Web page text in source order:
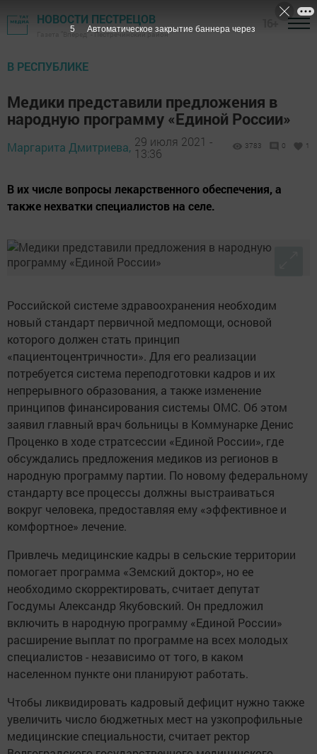
НОВОСТИ ПЕСТРЕЦОВ
Газета "Вперед" - Пестречинский район
В РЕСПУБЛИКЕ
Медики представили предложения в
народную программу «Единой России»
Маргарита Дмитриева, 29 июля 2021 -
13:36
3783 0 1
В их числе вопросы лекарственного обеспечения, а
также нехватки специалистов на селе.
Российской системе здравоохранения необходим
новый стандарт первичной медпомощи, основой
которого должен стать принцип
«пациентоцентричности». Для его реализации
потребуется система переподготовки кадров и их
непрерывного образования, а также изменение
принципов финансирования системы ОМС. Об этом
заявил главный врач больницы в Коммунарке Денис
Проценко в ходе стратсессии «Единой России», где
обсуждались предложения медиков из регионов в
народную программу партии. По новому федеральному
стандарту все процессы должны выстраиваться
вокруг человека, предоставляя ему «эффективное и
комфортное» лечение.
Привлечь медицинские кадры в сельские территории
помогает программа «Земский доктор», но ее
необходимо скорректировать, считает депутат
Госдумы Александр Якубовский. Он предложил
включить в народную программу «Единой России»
расширение выплат по программе на всех молодых
специалистов - независимо от того, в каком
населенном пункте они планируют работать.
Чтобы ликвидировать кадровый дефицит нужно также
увеличить число бюджетных мест на узкопрофильные
медицинские специальности, считает ректор
5 Автоматическое закрытие баннера через